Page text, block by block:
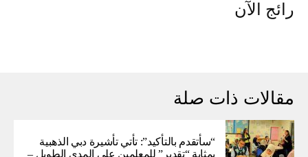
رائج الآن
مقالات ذات صلة
“سأتقدم بالتأكيد”: تأتي تأشيرة دبي الذهبية
بمثابة “تقدير” للمعلمين على المدى الطويل –